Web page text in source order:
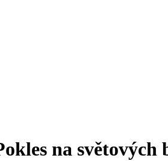
na světových